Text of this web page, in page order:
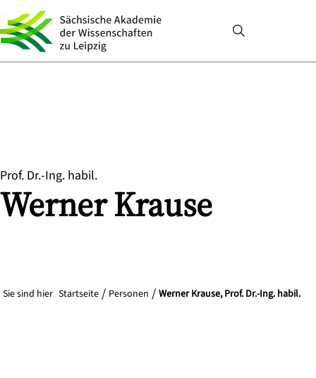
Prof. Dr.-Ing. habil.
WernerKrause
Sie sind hier Startseite Personen Werner Krause, Prof. Dr.-Ing. habil.